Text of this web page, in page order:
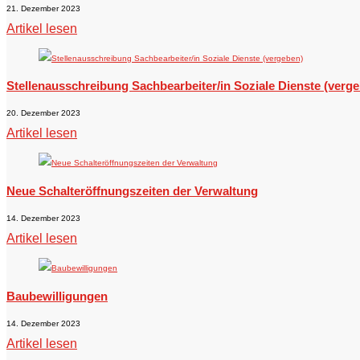
21. Dezember 2023
Artikel lesen
Stellenausschreibung Sachbearbeiter/in Soziale Dienste
20. Dezember 2023
Artikel lesen
Neue Schalteröffnungszeiten der Verwaltung
14. Dezember 2023
Artikel lesen
Baubewilligungen
14. Dezember 2023
Artikel lesen